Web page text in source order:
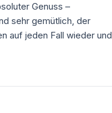
Genuss –
sehr gemütlich, der
auf jeden Fall wieder und